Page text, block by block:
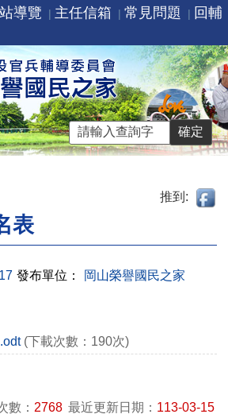
導覽 主任信箱 常見問題
回輔
推到:
表
發布單位： 岡山榮譽國民之家
(下載次數：190次)
數： 2768 最近更新日期： 113-03-15